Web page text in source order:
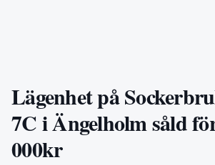
Lägenhet på
7C i Ängelholm såld
000kr